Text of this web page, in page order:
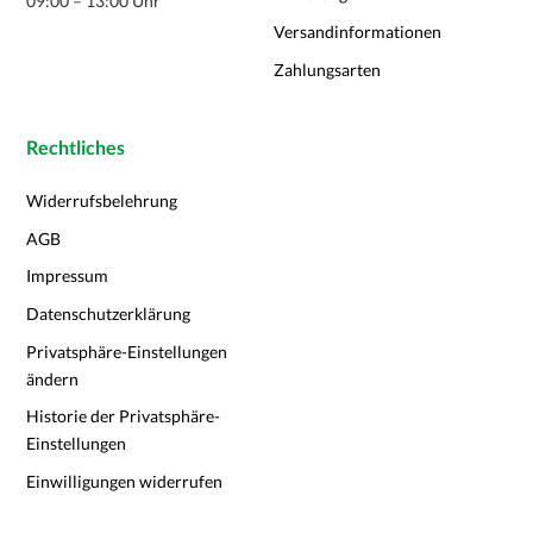
Versandinformationen
Zahlungsarten
Rechtliches
Widerrufsbelehrung
AGB
Impressum
Datenschutzerklärung
Privatsphäre-Einstellungen
ändern
Historie der Privatsphäre-
Einstellungen
Einwilligungen widerrufen